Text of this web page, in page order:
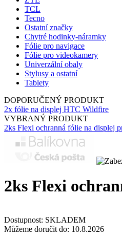
TCL
Tecno
Ostatní značky
Chytré hodinky-náramky
Fólie pro navigace
Fólie pro videokamery
Univerzální obaly
Stylusy a ostatní
Tablety
DOPORUČENÝ PRODUKT
2x fólie na displej HTC Wildfire
VYBRANÝ PRODUKT
2ks Flexi ochranná fólie na displej
2ks Flexi
Dostupnost: SKLADEM
Můžeme doručit do: 10.8.2026